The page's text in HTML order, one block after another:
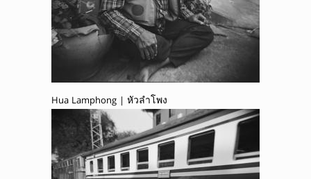
Hua Lamphong | หัวลำโพง